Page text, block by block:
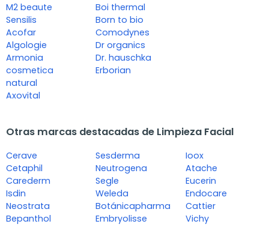
M2 beaute
Sensilis
Acofar
Algologie
Armonia
cosmetica
natural
Axovital
Boi thermal
Born to bio
Comodynes
Dr organics
Dr. hauschka
Erborian
Otras marcas destacadas de Limpieza Facial
Cerave
Cetaphil
Carederm
Isdin
Neostrata
Bepanthol
Sesderma
Neutrogena
Segle
Weleda
Botánicapharma
Embryolisse
Ioox
Atache
Eucerin
Endocare
Cattier
Vichy